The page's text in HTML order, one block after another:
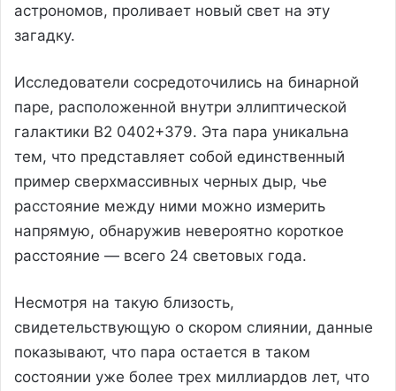
астрономов, проливает новый свет на эту
загадку.
Исследователи сосредоточились на бинарной
паре, расположенной внутри эллиптической
галактики B2 0402+379. Эта пара уникальна
тем, что представляет собой единственный
пример сверхмассивных черных дыр, чье
расстояние между ними можно измерить
напрямую, обнаружив невероятно короткое
расстояние — всего 24 световых года.
Несмотря на такую близость,
свидетельствующую о скором слиянии, данные
показывают, что пара остается в таком
состоянии уже более трех миллиардов лет, что